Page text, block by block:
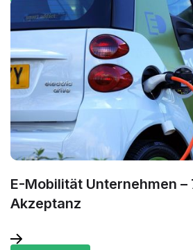
E-Mobilität Unternehmen
Akzeptanz